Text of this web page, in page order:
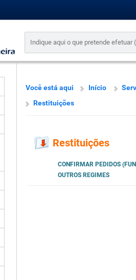
Você está aqui Início
Restituições
Restituições
CONFIRMAR PEDIDOS
OUTROS REGIMES